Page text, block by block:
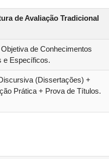
de Avaliação Tradicional
de Conhecimentos
e Específicos.
(Dissertações) +
Prática + Prova de Títulos.